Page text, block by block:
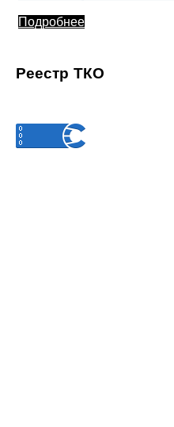
Подробнее
Реестр ТКО